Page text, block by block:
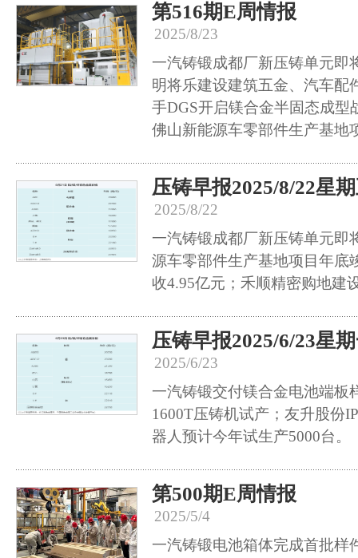
第516期E周情报
2025/8/23
一汽铸锻成都厂新压铸单元即
明将乐建设建筑五金、汽车配
手DGS开启镁合金半固态成型
佛山新能源车零部件生产基地
压铸早报2025/8/22星
2025/8/22
一汽铸锻成都厂新压铸单元即
源车零部件生产基地项目年底
收4.95亿元；禾顺精密购地建
压铸早报2025/6/23星
2025/6/23
一汽铸锻交付镁合金电池端板
1600T压铸机试产；友升股份
器人预计今年试生产5000台。
第500期E周情报
2025/5/4
一汽铸锻电池箱体完成首批样